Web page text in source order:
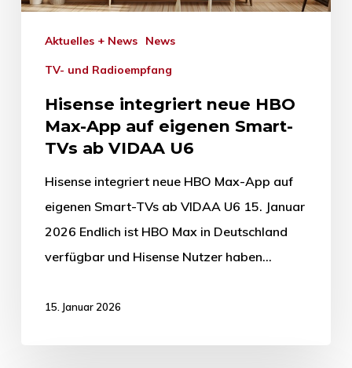
Aktuelles + News News
TV- und Radioempfang
Hisense integriert neue HBO
Max-App auf eigenen Smart-
TVs ab VIDAA U6
Hisense integriert neue HBO Max-App auf
eigenen Smart-TVs ab VIDAA U6 15. Januar
2026 Endlich ist HBO Max in Deutschland
verfügbar und Hisense Nutzer haben…
15. Januar 2026